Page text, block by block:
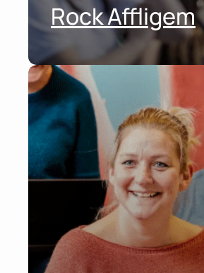
Rock Affligem